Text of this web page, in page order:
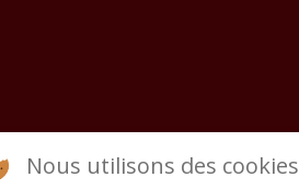
Nous utilisons des cookies